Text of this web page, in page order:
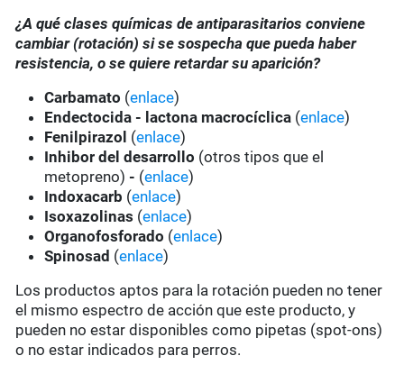
¿A qué clases químicas de antiparasitarios conviene
cambiar (rotación) si se sospecha que pueda haber
resistencia, o se quiere retardar su aparición?
Carbamato (enlace)
Endectocida - lactona macrocíclica (enlace)
Fenilpirazol (enlace)
Inhibor del desarrollo (otros tipos que el
metopreno) - (enlace)
Indoxacarb (enlace)
Isoxazolinas (enlace)
Organofosforado (enlace)
Spinosad (enlace)
Los productos aptos para la rotación pueden no tener
el mismo espectro de acción que este producto, y
pueden no estar disponibles como pipetas (spot-ons)
o no estar indicados para perros.